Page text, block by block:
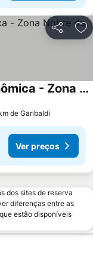
Partilhar
Apartamento da Rota Gastronômica - Zona Nobre da Cidade
de Garibaldi
Ver preços
dos sites de reserva
diferenças entre as
estão disponíveis